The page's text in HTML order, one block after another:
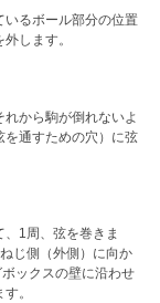
いるボール部分の位置
します。
から駒が倒れないよ
を通すための穴）に弦
1周、弦を巻きま
じ側（外側）に向か
ックスの壁に沿わせ
。